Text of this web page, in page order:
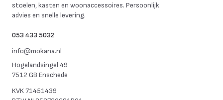
stoelen, kasten en woonaccessoires. Persoonlijk
advies en snelle levering.
053 433 5032
info@mokana.nl
Hogelandsingel 49
7512 GB Enschede
KVK71451439